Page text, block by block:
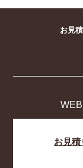
お見
お見積